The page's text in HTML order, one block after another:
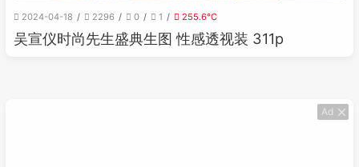
2024-04-18 2296 0 1 255.6℃
吴宣仪时尚先生盛典生图 性感透视装 311p
Ad